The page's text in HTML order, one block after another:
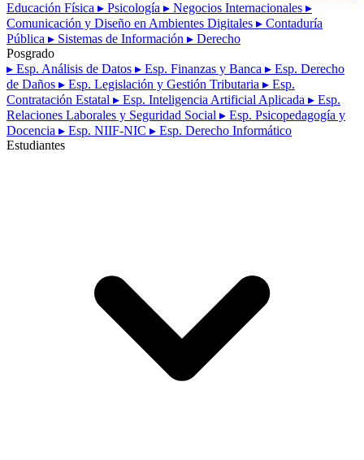
Educación Física ▸ Psicología ▸ Negocios Internacionales ▸
Comunicación y Diseño en Ambientes Digitales ▸ Contaduría
Pública ▸ Sistemas de Información ▸ Derecho
Posgrado
▸ Esp. Análisis de Datos ▸ Esp. Finanzas y Banca ▸ Esp. Derecho
de Daños ▸ Esp. Legislación y Gestión Tributaria ▸ Esp.
Contratación Estatal ▸ Esp. Inteligencia Artificial Aplicada ▸ Esp.
Relaciones Laborales y Seguridad Social ▸ Esp. Psicopedagogía y
Docencia ▸ Esp. NIIF-NIC ▸ Esp. Derecho Informático
Estudiantes